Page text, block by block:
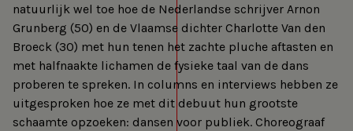
natuurlijk wel toe hoe de Nederlandse schrijver Arnon
Grunberg (50) en de Vlaamse dichter Charlotte Van den
Broeck (30) met hun tenen het zachte pluche aftasten en
met halfnaakte lichamen de fysieke taal van de dans
proberen te spreken. In columns en interviews hebben ze
uitgesproken hoe ze met dit debuut hun grootste
schaamte opzoeken: dansen voor publiek. Choreograaf